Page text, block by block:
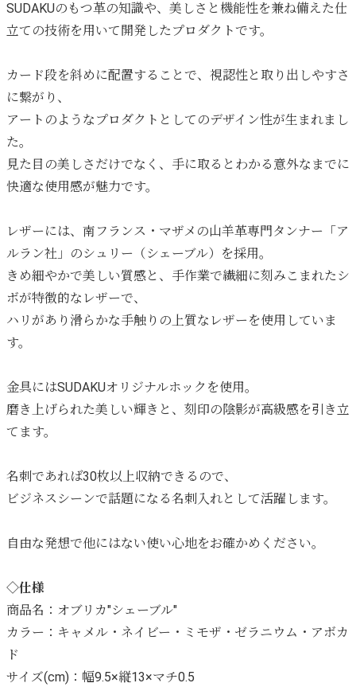
SUDAKUのもつ革の知識や、美しさと機能性を兼ね備えた仕
立ての技術を用いて開発したプロダクトです。
カード段を斜めに配置することで、視認性と取り出しやすさ
に繋がり、
アートのようなプロダクトとしてのデザイン性が生まれまし
た。
見た目の美しさだけでなく、手に取るとわかる意外なまでに
快適な使用感が魅力です。
レザーには、南フランス・マザメの山羊革専門タンナー「ア
ルラン社」のシュリー（シェーブル）を採用。
きめ細やかで美しい質感と、手作業で繊細に刻みこまれたシ
ボが特徴的なレザーで、
ハリがあり滑らかな手触りの上質なレザーを使用していま
す。
金具にはSUDAKUオリジナルホックを使用。
磨き上げられた美しい輝きと、刻印の陰影が高級感を引き立
てます。
名刺であれば30枚以上収納できるので、
ビジネスシーンで話題になる名刺入れとして活躍します。
自由な発想で他にはない使い心地をお確かめください。
◇仕様
商品名：オブリカ"シェーブル"
カラー：キャメル・ネイビー・ミモザ・ゼラニウム・アボカ
ド
サイズ(cm)：幅9.5×縦13×マチ0.5